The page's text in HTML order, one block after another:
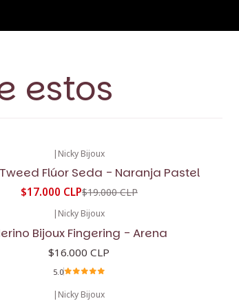
estos
| Nicky Bijoux
Flúor Seda - Naranja Pastel
$17.000 CLP$19.000 CLP
| Nicky Bijoux
Bijoux Fingering - Arena
$16.000 CLP
5.0
| Nicky Bijoux